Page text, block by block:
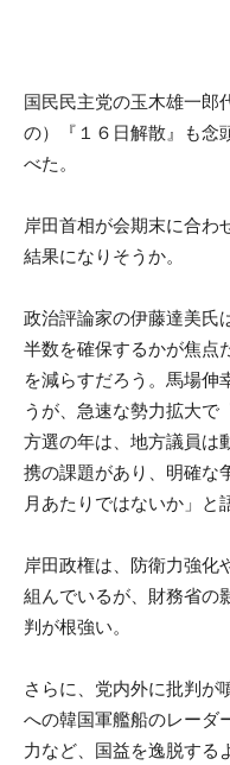
国民民主党の玉木雄一郎
の）『１６日解散』も念
べた。
岸田首相が会期末に合わ
結果になりそうか。
政治評論家の伊藤達美氏
半数を確保するかが焦点
を減らすだろう。馬場伸
うが、急速な勢力拡大で
方選の年は、地方議員は
携の課題があり、明確な
月あたりではないか」と
岸田政権は、防衛力強化
組んでいるが、財務省の
判が根強い。
さらに、党内外に批判が
への韓国軍艦船のレーダ
力など、国益を逸脱する